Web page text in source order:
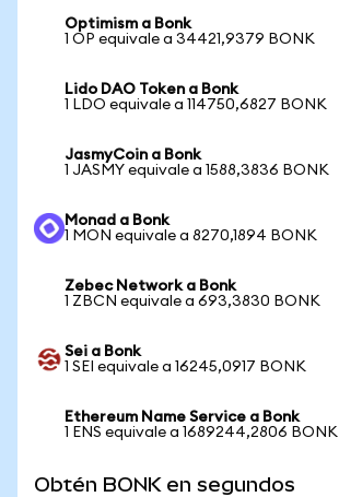
Optimism a Bonk
1 OP equivale a 34421,9379 BONK
Lido DAO Token a Bonk
1 LDO equivale a 114750,6827 BONK
JasmyCoin a Bonk
1 JASMY equivale a 1588,3836 BONK
Monad a Bonk
1 MON equivale a 8270,1894 BONK
Zebec Network a Bonk
1 ZBCN equivale a 693,3830 BONK
Sei a Bonk
1 SEI equivale a 16245,0917 BONK
Ethereum Name Service a Bonk
1 ENS equivale a 1689244,2806 BONK
Obtén BONK en segundos